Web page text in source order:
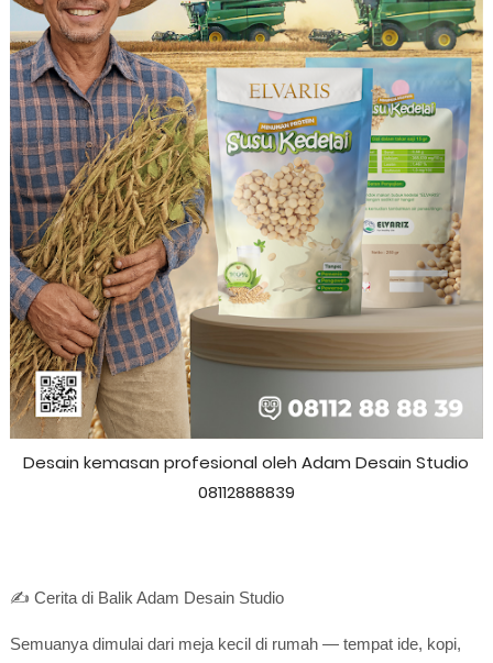
Desain kemasan profesional oleh Adam Desain Studio
08112888839
✍️ Cerita di Balik Adam Desain Studio
Semuanya dimulai dari meja kecil di rumah — tempat ide, kopi,